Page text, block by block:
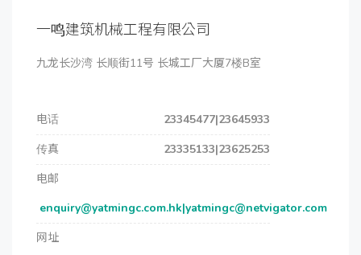
一鸣建筑机械工程有限公司
九龙长沙湾 长顺街11号 长城工厂大厦7楼B室
电话
23345477|23645933
传真
23335133|23625253
电邮
enquiry@yatmingc.com.hk|yatmingc@netvigator.com
网址